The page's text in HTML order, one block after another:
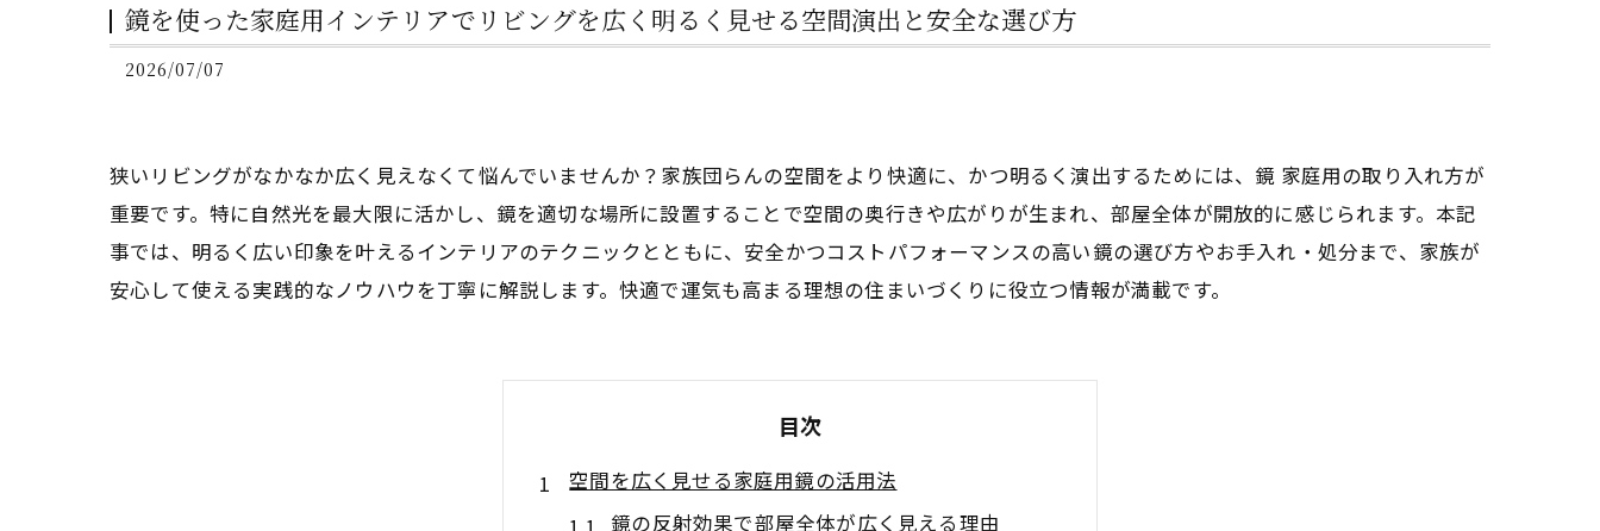
鏡を使った家庭用インテリアでリビングを広く明るく見せる空間演出と安全な選び方
2026/07/07
狭いリビングがなかなか広く見えなくて悩んでいませんか？家族団らんの空間をより快適に、かつ明るく演出するためには、鏡 家庭用の取り入れ方が
重要です。特に自然光を最大限に活かし、鏡を適切な場所に設置することで空間の奥行きや広がりが生まれ、部屋全体が開放的に感じられます。本記
事では、明るく広い印象を叶えるインテリアのテクニックとともに、安全かつコストパフォーマンスの高い鏡の選び方やお手入れ・処分まで、家族が
安心して使える実践的なノウハウを丁寧に解説します。快適で運気も高まる理想の住まいづくりに役立つ情報が満載です。
目次
空間を広く見せる家庭用鏡の活用法
鏡の反射効果で部屋全体が広く見える理由